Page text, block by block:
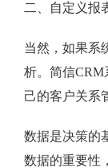
二、自定义报
当然，如果系
析。简信
己的客户关系
数据是决策的
数据的重要性